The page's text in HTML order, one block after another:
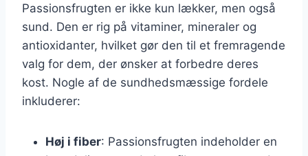
Passionsfrugten er ikke kun lækker, men også
sund. Den er rig på vitaminer, mineraler og
antioxidanter, hvilket gør den til et fremragende
valg for dem, der ønsker at forbedre deres
kost. Nogle af de sundhedsmæssige fordele
inkluderer:
Høj i fiber: Passionsfrugten indeholder en